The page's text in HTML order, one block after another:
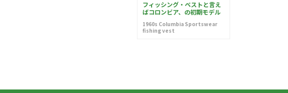
フィッシング・ベストと言え
ばコロンビア、の初期モデル
1960s Columbia Sportswear
fishing vest